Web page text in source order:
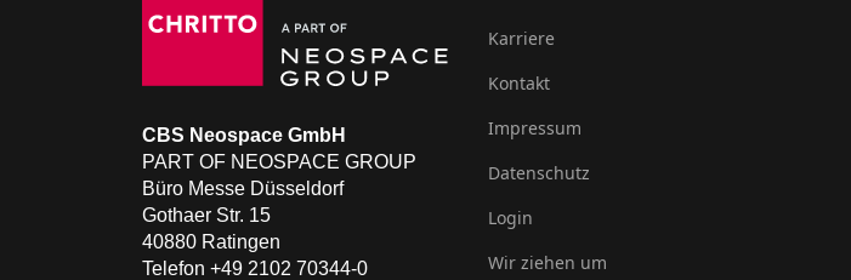
CBS Neospace GmbH
PART OF NEOSPACE GROUP
Büro Messe Düsseldorf
Gothaer Str. 15
40880 Ratingen
Telefon +49 2102 70344-0
Karriere
Kontakt
Impressum
Datenschutz
Login
Wir ziehen um